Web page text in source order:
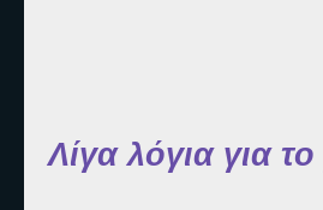
Λίγα λόγια για το